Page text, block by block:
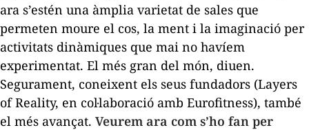
ara s’estén una àmplia varietat de sales que
permeten moure el cos, la ment i la imaginació per
activitats dinàmiques que mai no havíem
experimentat. El més gran del món, diuen.
Segurament, coneixent els seus fundadors (Layers
of Reality, en col·laboració amb Eurofitness), també
el més avançat. Veurem ara com s’ho fan per